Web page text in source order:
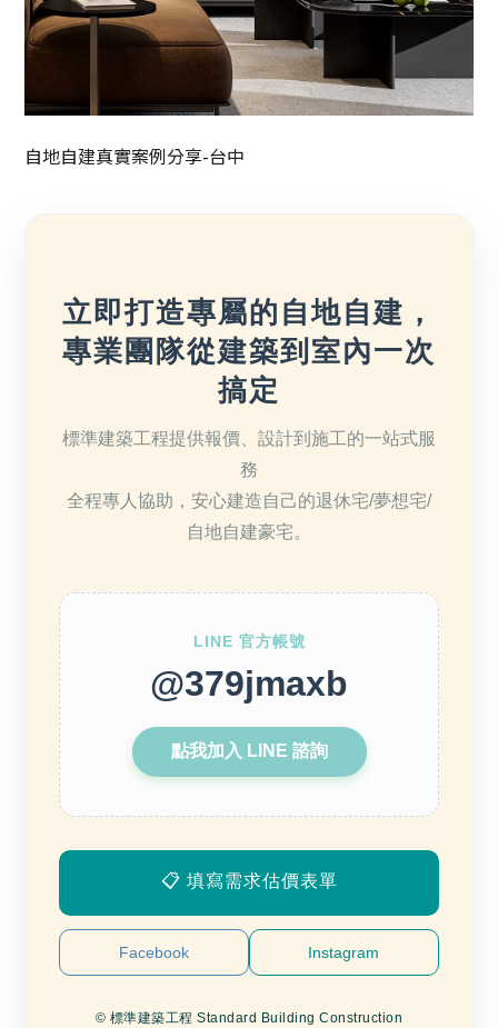
自地自建真實案例分享-台中
立即打造專屬的自地自建，
專業團隊從建築到室內一次
搞定
標準建築工程提供報價、設計到施工的一站式服
務
全程專人協助，安心建造自己的退休宅/夢想宅/
自地自建豪宅。
LINE 官方帳號
@379jmaxb
點我加入 LINE 諮詢
📋 填寫需求估價表單
Facebook Instagram
© 標準建築工程 Standard Building Construction